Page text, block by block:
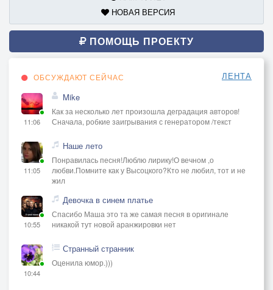
НОВАЯ ВЕРСИЯ
ПОМОЩЬ ПРОЕКТУ
ОБСУЖДАЮТ СЕЙЧАС ЛЕНТА
11:06
Mike
Как за несколько лет произошла деградация авторов!
Сначала, робкие заигрывания с генератором /текст
11:05
Наше лето
Понравилась песня!Люблю лирику!О вечном ,о
любви.Помните как у Высоцкого?Кто не любил, тот и не
жил
10:55
Девочка в синем платье
Спасибо Маша это та же самая песня в оригинале
никакой тут новой аранжировки нет
10:44
Странный странник
Оценила юмор.)))